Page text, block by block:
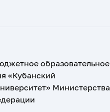
образовательное
«Кубанский
Министерства